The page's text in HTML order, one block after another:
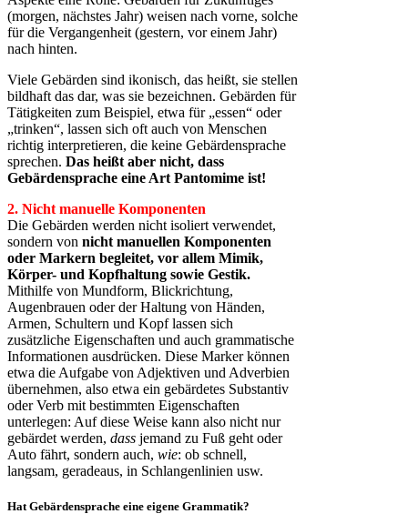
(morgen, nächstes Jahr) weisen nach vorne, solche
für die Vergangenheit (gestern, vor einem Jahr)
nach hinten.
Viele Gebärden sind ikonisch, das heißt, sie stellen
bildhaft das dar, was sie bezeichnen. Gebärden für
Tätigkeiten zum Beispiel, etwa für „essen“ oder
„trinken“, lassen sich oft auch von Menschen
richtig interpretieren, die keine Gebärdensprache
sprechen. Das heißt aber nicht, dass
Gebärdensprache eine Art Pantomime ist!
2. Nicht manuelle Komponenten
Die Gebärden werden nicht isoliert verwendet,
sondern von nicht manuellen Komponenten
oder Markern begleitet, vor allem Mimik,
Körper- und Kopfhaltung sowie Gestik.
Mithilfe von Mundform, Blickrichtung,
Augenbrauen oder der Haltung von Händen,
Armen, Schultern und Kopf lassen sich
zusätzliche Eigenschaften und auch grammatische
Informationen ausdrücken. Diese Marker können
etwa die Aufgabe von Adjektiven und Adverbien
übernehmen, also etwa ein gebärdetes Substantiv
oder Verb mit bestimmten Eigenschaften
unterlegen: Auf diese Weise kann also nicht nur
gebärdet werden, dass jemand zu Fuß geht oder
Auto fährt, sondern auch, wie: ob schnell,
langsam, geradeaus, in Schlangenlinien usw.
Hat Gebärdensprache eine eigene Grammatik?